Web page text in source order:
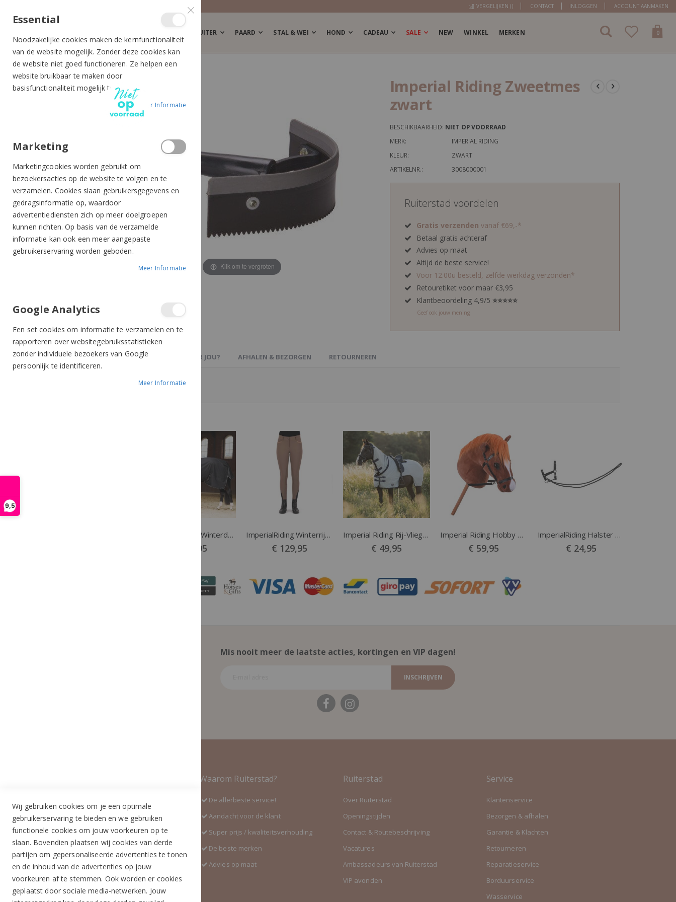
9,5
VERGELIJKEN () CONTACT INLOGGEN ACCOUNT AANMAKEN
RUITER PAARD STAL & WEI HOND CADEAU SALE NEW WINKEL MERKEN
Cart
0items
IMPERIAL RIDING ZWEETMES ZWART
de
afbeeldingen-
gallerij
de
afbeeldingen-
gallerij
Klik om te vergroten
Imperial Riding Zweetmes
zwart
BESCHIKBAARHEID: NIET OP VOORRAAD
MERK:
IMPERIAL RIDING
KLEUR:
ZWART
ARTIKELNR.:
3008000001
Ruiterstad voordelen
Gratis verzenden vanaf €69,-*
Betaal gratis achteraf
Advies op maat
Altijd de beste service!
Voor 12.00u besteld, zelfde werkdag verzonden*
Retouretiket voor maar €3,95
Klantbeoordeling 4,9/5 ⭐⭐⭐⭐⭐
Geef ook jouw mening
PRODUCTBESCHRIJVING OOK IETS VOOR JOU? AFHALEN & BEZORGEN RETOURNEREN
Imperial Riding Winterdeken 200gr Losse Hals Zwart
€ 87,95
ImperialRiding Winterrijbroek ElCapone FG Machiato
€ 129,95
Imperial Riding Rij-Vliegendeken Royce Silvergrey
€ 49,95
Imperial Riding Hobby Horse Grand Prix Chestnut
€ 59,95
ImperialRiding Halster HobbyHorse FreeSpirit Zwart
€ 24,95
Mis nooit meer de laatste acties, kortingen en VIP dagen!
INSCHRIJVEN
Industrieweg 3 GH
5688 DP Oirschot
Telefoon:
+31 (0)499 377 311
WhatsApp:
+31 (0)6 291 00 419 (nieuw nummer)
E-mail:
Waarom Ruiterstad?
De allerbeste service!
Aandacht voor de klant
Super prijs / kwaliteitsverhouding
De beste merken
Advies op maat
Ruiterstad
Over Ruiterstad
Openingstijden
Contact & Routebeschrijving
Vacatures
Ambassadeurs van Ruiterstad
VIP avonden
Service
Klantenservice
Bezorgen & afhalen
Garantie & Klachten
Retourneren
Reparatieservice
Borduurservice
Wasservice
Essential
Noodzakelijke cookies maken de kernfunctionaliteit
van de website mogelijk. Zonder deze cookies kan
de website niet goed functioneren. Ze helpen een
website bruikbaar te maken door
basisfunctionaliteit mogelijk te maken.
Meer Informatie
Marketing
Marketingcookies worden gebruikt om
bezoekersacties op de website te volgen en te
verzamelen. Cookies slaan gebruikersgegevens en
gedragsinformatie op, waardoor
advertentiediensten zich op meer doelgroepen
kunnen richten. Op basis van de verzamelde
informatie kan ook een meer aangepaste
gebruikerservaring worden geboden.
Meer Informatie
Google Analytics
Een set cookies om informatie te verzamelen en te
rapporteren over websitegebruiksstatistieken
zonder individuele bezoekers van Google
persoonlijk te identificeren.
Meer Informatie
Wij gebruiken cookies om je een optimale
gebruikerservaring te bieden en we gebruiken
functionele cookies om jouw voorkeuren op te
slaan. Bovendien plaatsen wij cookies van derde
partijen om gepersonaliseerde advertenties te tonen
en de inhoud van de advertenties op jouw
voorkeuren af te stemmen. Ook worden er cookies
geplaatst door sociale media-netwerken. Jouw